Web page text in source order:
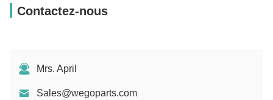
Contactez-nous
Mrs. April
Sales@wegoparts.com